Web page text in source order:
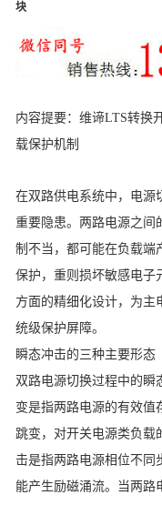
块
内容提要： 维谛LTS转换
载保护机制
在双路供电系统中，电源
重要隐患。两路电源之间
制不当，都可能在负载端
保护，重则损坏敏感电子
方面的精细化设计，为主
统级保护屏障。
瞬态冲击的三种主要形态
双路电源切换过程中的瞬
变是指两路电源的有效值
跳变，对开关电源类负载
击是指两路电源相位不同
能产生励磁涌流。当两路